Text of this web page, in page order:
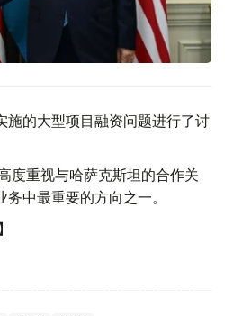
施的大型项目融资问题进行了讨
度重视与哈萨克斯坦的合作关
中最重要的方向之一。